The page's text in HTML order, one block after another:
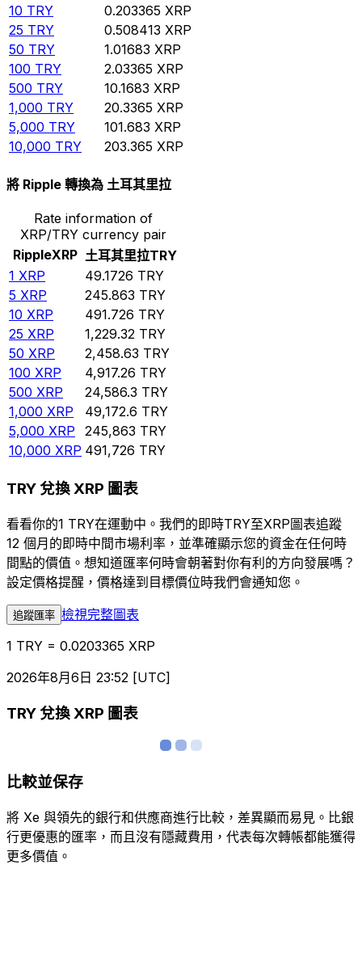
10 TRY 0.203365 XRP
25 TRY 0.508413 XRP
50 TRY 1.01683 XRP
100 TRY 2.03365 XRP
500 TRY 10.1683 XRP
1,000 TRY 20.3365 XRP
5,000 TRY 101.683 XRP
10,000 TRY 203.365 XRP
將 Ripple 轉換為 土耳其里拉
Rate information of
XRP/TRY currency pair
RippleXRP 土耳其里拉TRY
1 XRP 49.1726 TRY
5 XRP 245.863 TRY
10 XRP 491.726 TRY
25 XRP 1,229.32 TRY
50 XRP 2,458.63 TRY
100 XRP 4,917.26 TRY
500 XRP 24,586.3 TRY
1,000 XRP 49,172.6 TRY
5,000 XRP 245,863 TRY
10,000 XRP 491,726 TRY
TRY 兌換 XRP 圖表
看看你的1 TRY在運動中。我們的即時TRY至XRP圖表追蹤
12 個月的即時中間市場利率，並準確顯示您的資金在任何時
間點的價值。想知道匯率何時會朝著對你有利的方向發展嗎？
設定價格提醒，價格達到目標價位時我們會通知您。
追蹤匯率 檢視完整圖表
1 TRY = 0.0203365 XRP
2026年8月6日 23:52 [UTC]
TRY 兌換 XRP 圖表
比較並保存
將 Xe 與領先的銀行和供應商進行比較，差異顯而易見。比銀
行更優惠的匯率，而且沒有隱藏費用，代表每次轉帳都能獲得
更多價值。